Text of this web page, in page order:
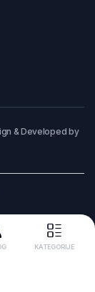
& Developed by
KATEGORIJE